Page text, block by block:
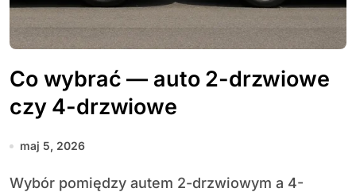
Co wybrać — auto 2-drzwiowe
czy 4-drzwiowe
maj 5, 2026
Wybór pomiędzy autem 2-drzwiowym a 4-